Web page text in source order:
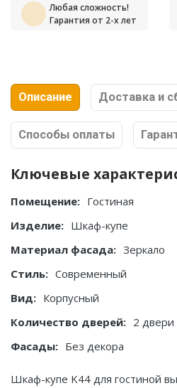
Любая сложность!
Гарантия от 2-х лет
Описание Доставка и
Способы оплаты
Ключевые
Помещение: Гостиная
Изделие: Шкаф-купе
Материал фасада: Зеркало
Стиль: Современный
Вид: Корпусный
Количество дверей: 2 двери
Фасады: Без декора
Шкаф-купе K44 для гостиной